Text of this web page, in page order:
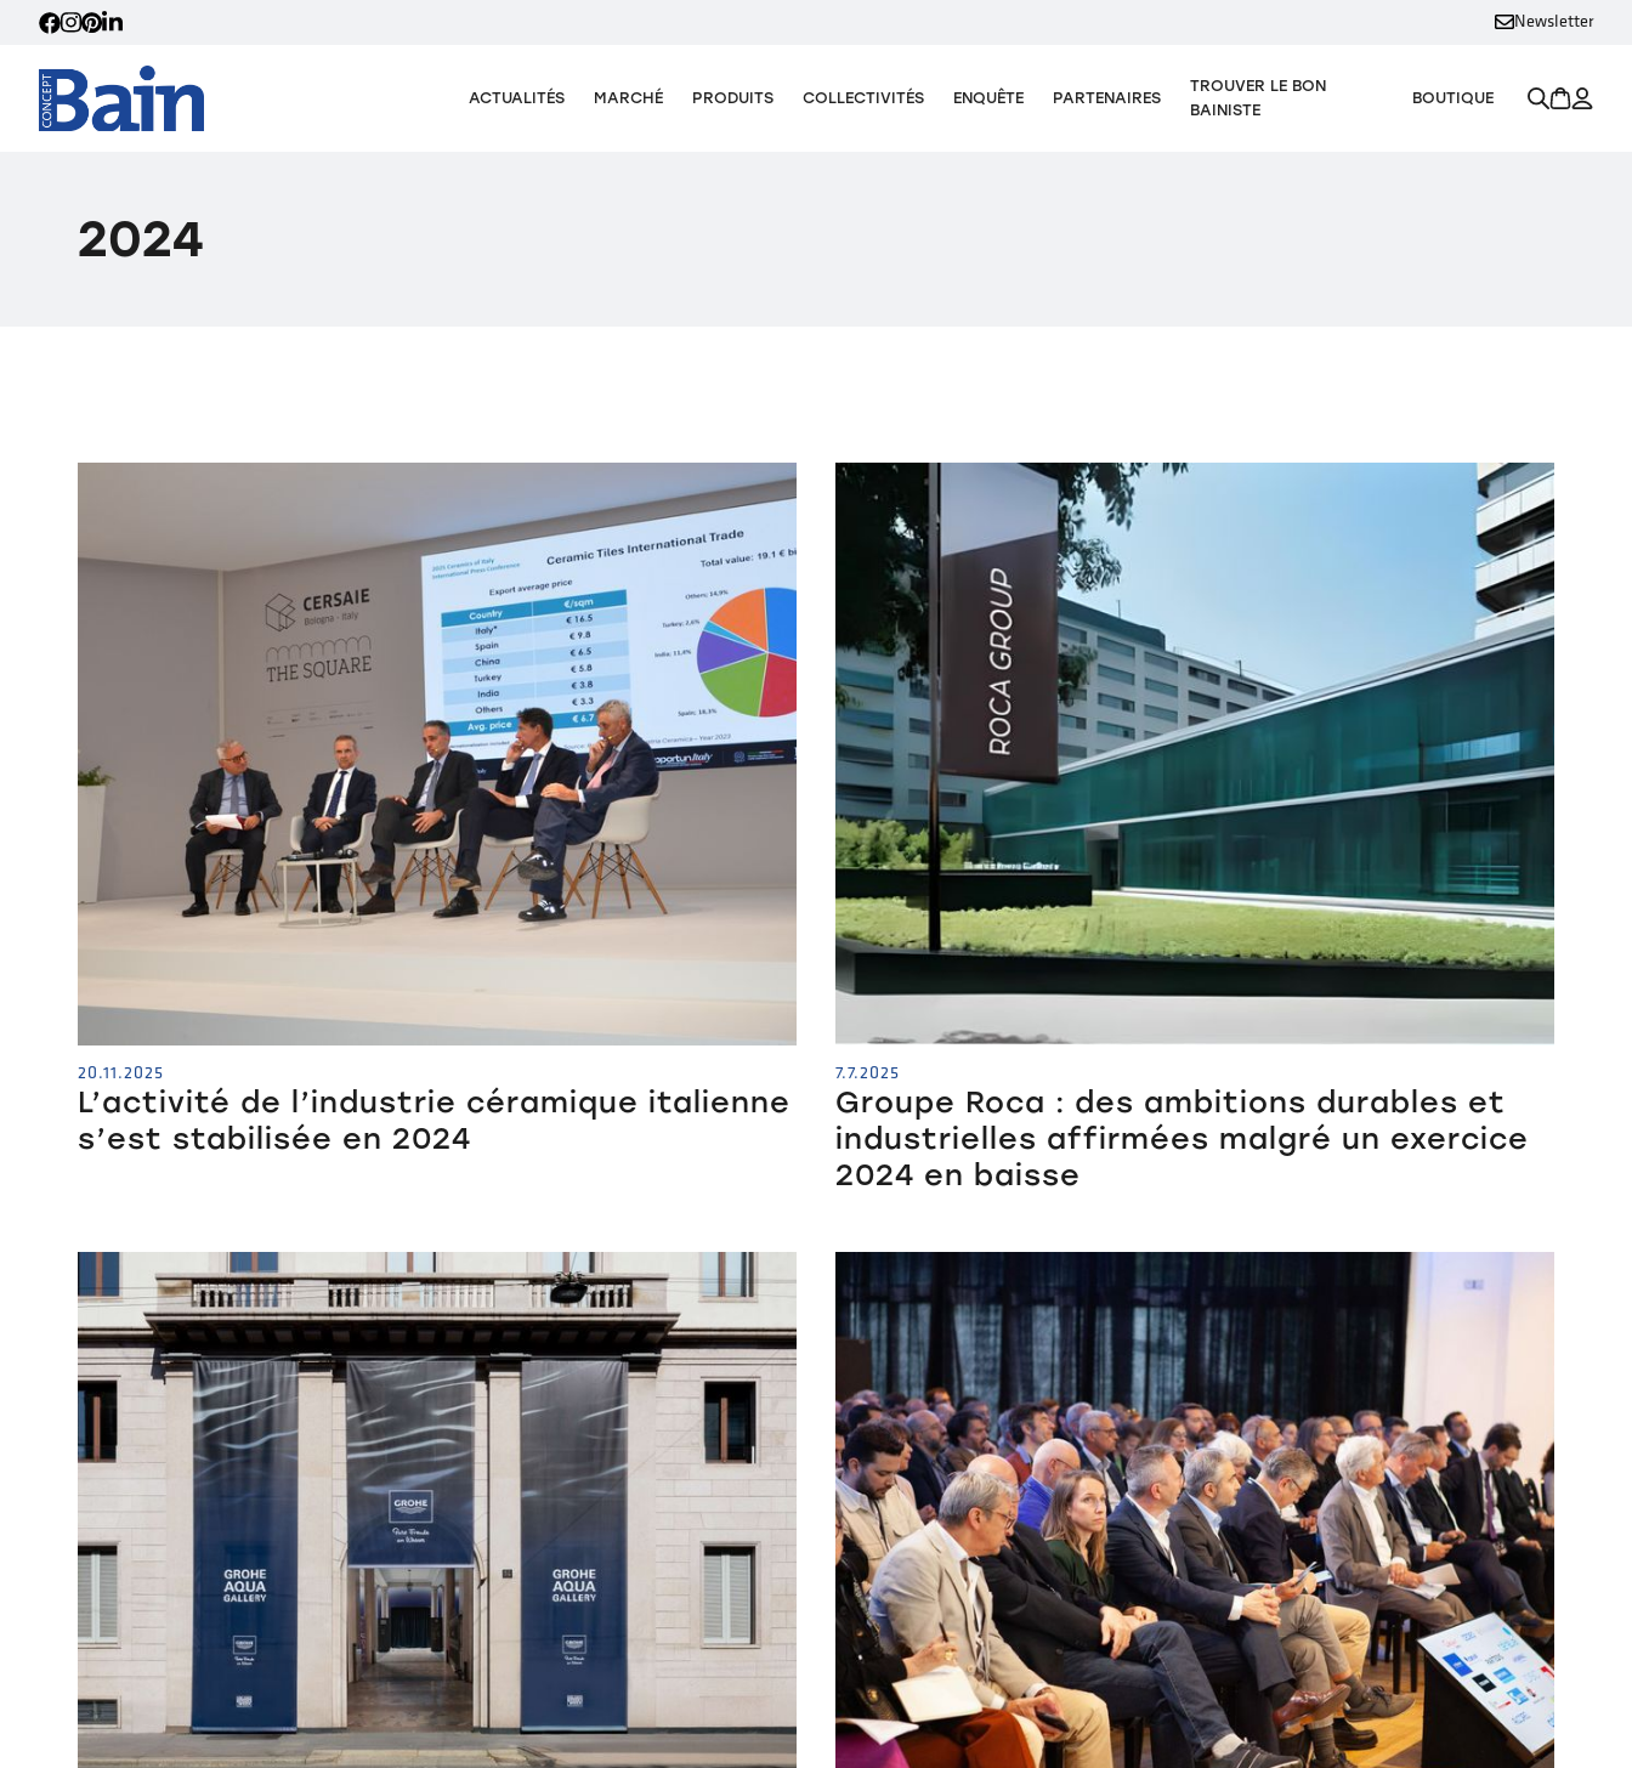
Newsletter
ACTUALITÉS MARCHÉ PRODUITS COLLECTIVITÉS ENQUÊTE PARTENAIRES
TROUVER LE BON
BAINISTE
BOUTIQUE
2024
20.11.2025
L’activité de l’industrie céramique italienne
s’est stabilisée en 2024
7.7.2025
Groupe Roca : des ambitions durables et
industrielles affirmées malgré un exercice
2024 en baisse